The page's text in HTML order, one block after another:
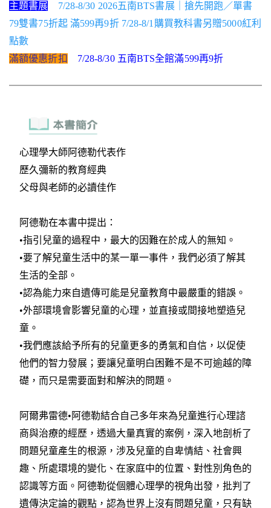
主題書展
7/28-8/30 2026五南BTS書展｜搶先開跑／單書
79雙書75折起 滿599再9折 7/28-8/1購買教科書另贈5000紅利
點數
滿額優惠折扣
7/28-8/30 五南BTS全館滿599再9折